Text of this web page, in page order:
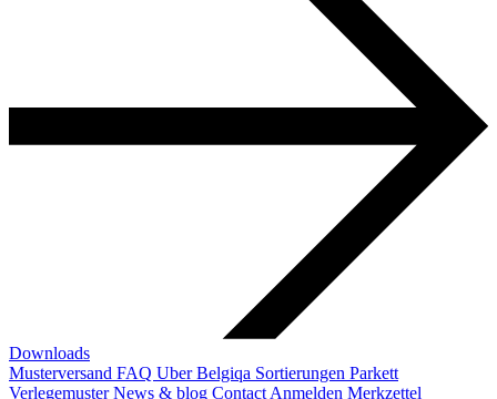
Downloads
Musterversand FAQ Uber Belgiqa Sortierungen Parkett
VerlegemusterNews & blog Contact Anmelden Merkzettel